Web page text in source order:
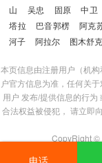
山
吴忠 固原 中卫
塔拉
巴音郭楞 阿克
河子
阿拉尔 图木舒克
本页信息由注册用户（机
户官方信息为准，任何关
用户 发布/提供信息的行
合法权益被侵犯， 请立即
CopyRight ©
电话